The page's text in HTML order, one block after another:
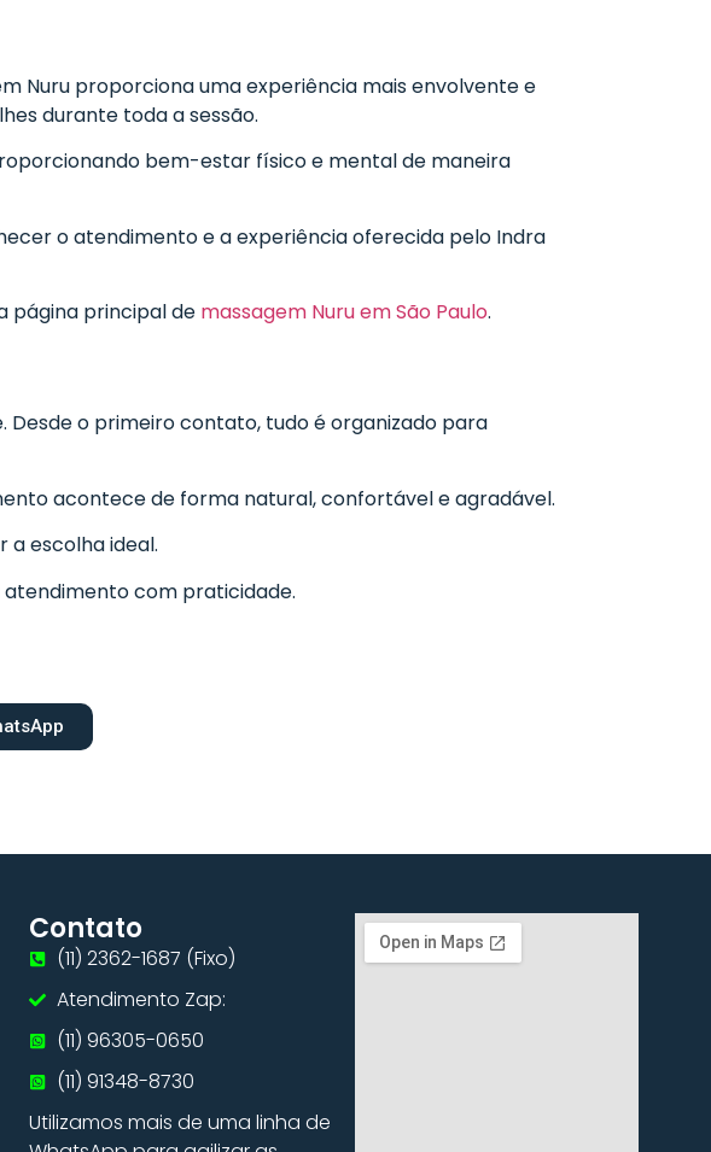
Nuru proporciona uma experiência mais envolvente e
durante toda a sessão.
bem-estar físico e mental de maneira
o atendimento e a experiência oferecida pelo Indra
página principal de massagem Nuru em São Paulo.
o primeiro contato, tudo é organizado para
acontece de forma natural, confortável e agradável.
a escolha ideal.
com praticidade.
Contato
(11) 2362-1687 (Fixo)
Atendimento Zap:
(11) 96305-0650
(11) 91348-8730
Utilizamos mais de uma linha de